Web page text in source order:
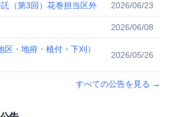
（第3回）花巻担当区外 2026/06/23
2026/06/08
・地拵・植付・下刈）
2026/05/26
すべての公告を見る →